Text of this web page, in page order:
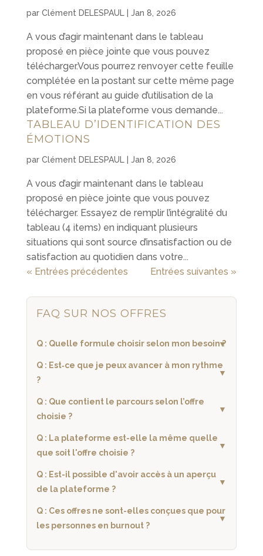
par Clément DELESPAUL| Jan 8, 2026
A vous d’agir maintenant dans le tableau
proposé en pièce jointe que vous pouvez
télécharger.Vous pourrez renvoyer cette feuille
complétée en la postant sur cette même page
en vous référant au guide d’utilisation de la
plateforme.Si la plateforme vous demande...
TABLEAU D’IDENTIFICATION DES
ÉMOTIONS
par Clément DELESPAUL| Jan 8, 2026
A vous d’agir maintenant dans le tableau
proposé en pièce jointe que vous pouvez
télécharger. Essayez de remplir l’intégralité du
tableau (4 items) en indiquant plusieurs
situations qui sont source d’insatisfaction ou de
satisfaction au quotidien dans votre...
« Entrées précédentes
Entrées suivantes »
FAQ SUR NOS OFFRES
Q : Quelle formule choisir selon mon besoin ?
Q : Est‑ce que je peux avancer à mon rythme
?
Q : Que contient le parcours selon l’offre
choisie ?
Q : La plateforme est-elle la même quelle
que soit l'offre choisie ?
Q : Est-il possible d'avoir accès à un aperçu
de la plateforme ?
Q : Ces offres ne sont-elles conçues que pour
les personnes en burnout ?